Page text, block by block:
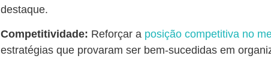
destaque.
Competitividade: Reforçar a posição competitiva no
estratégias que provaram ser bem-sucedidas em